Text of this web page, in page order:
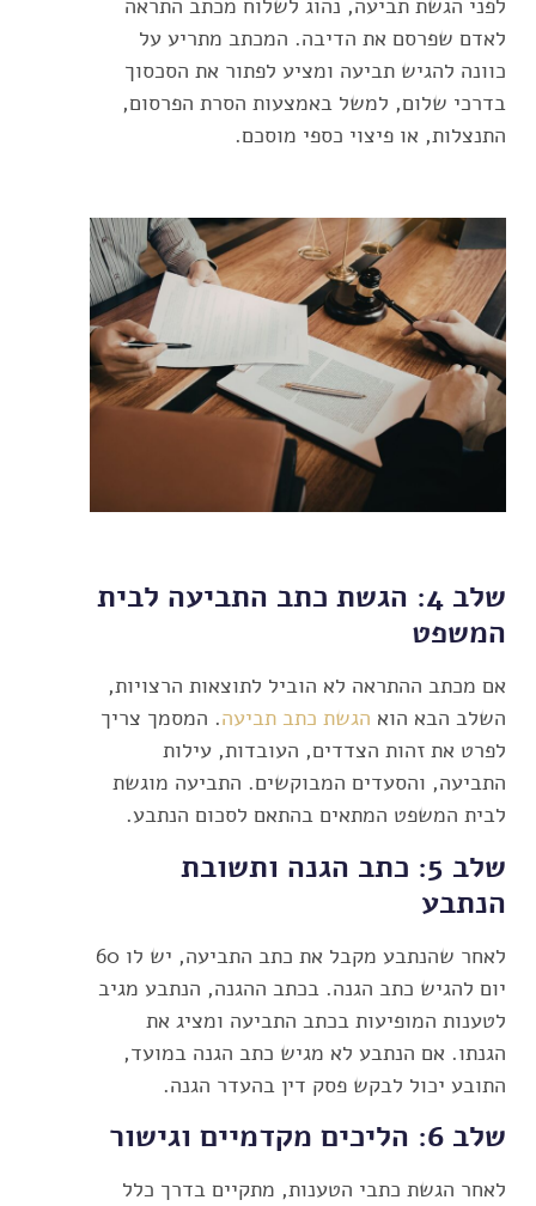
לאדם שפרסם את הדיבה. המכתב מתריע על
כוונה להגיש תביעה ומציע לפתור את הסכסוך
בדרכי שלום, למשל באמצעות הסרת הפרסום,
התנצלות, או פיצוי כספי מוסכם.
שלב 4: הגשת כתב התביעה לבית
המשפט
אם מכתב ההתראה לא הוביל לתוצאות הרצויות,
השלב הבא הוא הגשת כתב תביעה. המסמך צריך
לפרט את זהות הצדדים, העובדות, עילות
התביעה, והסעדים המבוקשים. התביעה מוגשת
לבית המשפט המתאים בהתאם לסכום הנתבע.
שלב 5: כתב הגנה ותשובת
הנתבע
לאחר שהנתבע מקבל את כתב התביעה, יש לו 60
יום להגיש כתב הגנה. בכתב ההגנה, הנתבע מגיב
לטענות המופיעות בכתב התביעה ומציג את
הגנתו. אם הנתבע לא מגיש כתב הגנה במועד,
התובע יכול לבקש פסק דין בהעדר הגנה.
שלב 6: הליכים מקדמיים וגישור
לאחר הגשת כתבי הטענות, מתקיים בדרך כלל